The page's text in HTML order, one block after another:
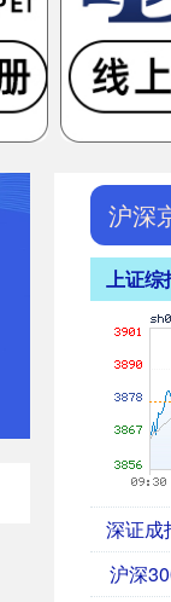
沪深
上证综
深证成
沪深